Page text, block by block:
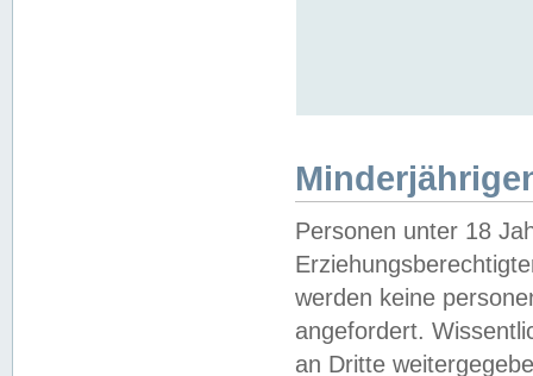
Personen unter 18
werden keine
angefordert.
an Dritte